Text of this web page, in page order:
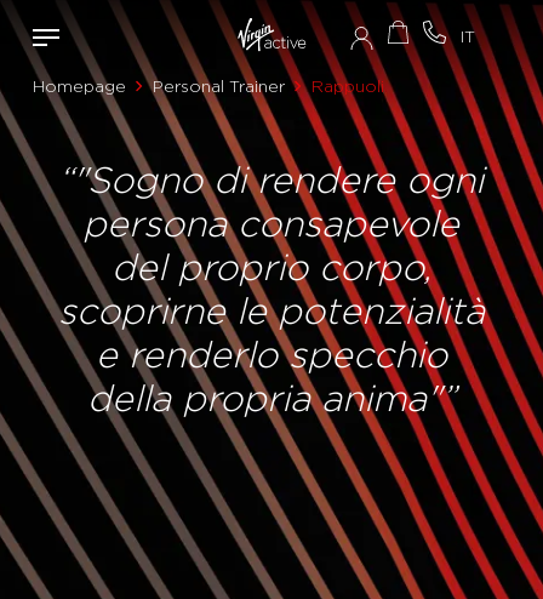
Homepage Personal Trainer Rappuoli
“"Sogno di rendere ogni
persona consapevole
del proprio corpo,
scoprirne le potenzialità
e renderlo specchio
della propria anima"”